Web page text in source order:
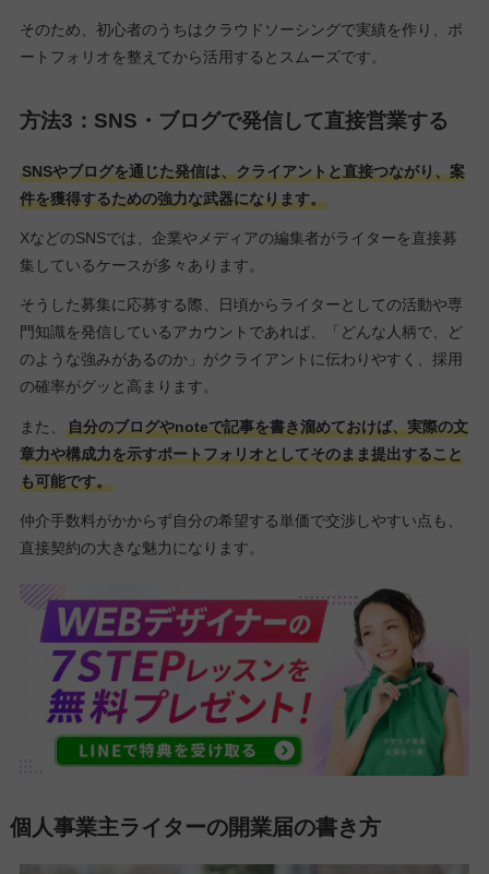
そのため、初心者のうちはクラウドソーシングで実績を作り、ポ
ートフォリオを整えてから活用するとスムーズです。
方法3：SNS・ブログで発信して直接営業する
SNSやブログを通じた発信は、クライアントと直接つながり、案
件を獲得するための強力な武器になります。
XなどのSNSでは、企業やメディアの編集者がライターを直接募
集しているケースが多々あります。
そうした募集に応募する際、日頃からライターとしての活動や専
門知識を発信しているアカウントであれば、「どんな人柄で、ど
のような強みがあるのか」がクライアントに伝わりやすく、採用
の確率がグッと高まります。
また、
自分のブログやnoteで記事を書き溜めておけば、実際の文
章力や構成力を示すポートフォリオとしてそのまま提出すること
も可能です。
仲介手数料がかからず自分の希望する単価で交渉しやすい点も、
直接契約の大きな魅力になります。
個人事業主ライターの開業届の書き方